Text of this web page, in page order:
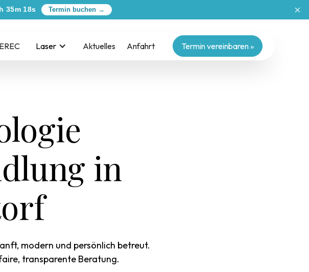
35m 17s Termin buchen → ×
Laser Aktuelles Anfahrt Termin vereinbaren »
in
modern und persönlich betreut.
transparente Beratung.